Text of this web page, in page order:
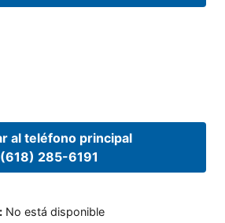
al teléfono principal
(618) 285-6191
: No está disponible